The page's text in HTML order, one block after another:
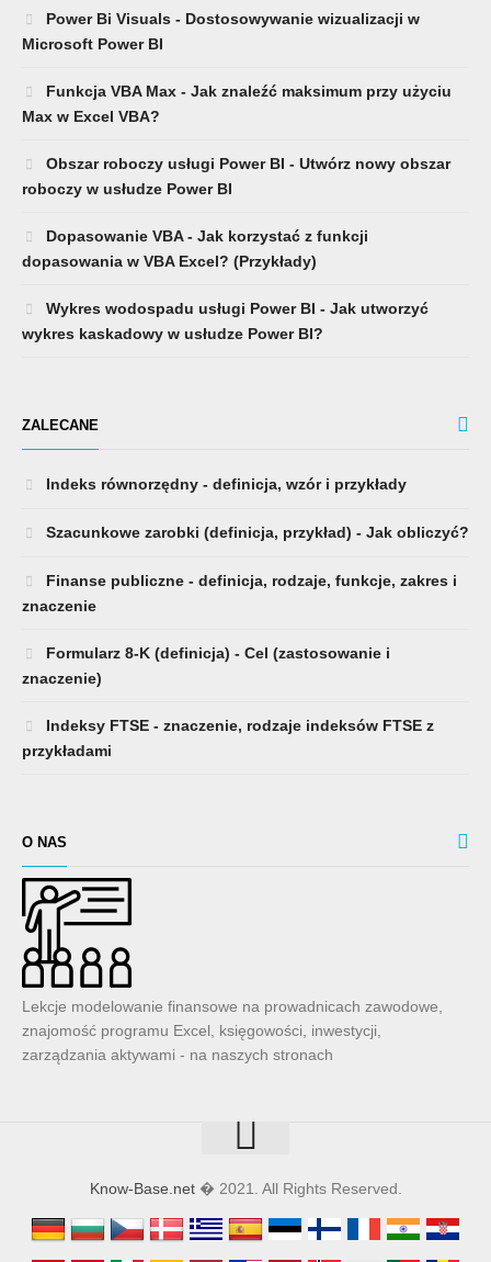
Power Bi Visuals - Dostosowywanie wizualizacji w
Microsoft Power BI
Funkcja VBA Max - Jak znaleźć maksimum przy użyciu
Max w Excel VBA?
Obszar roboczy usługi Power BI - Utwórz nowy obszar
roboczy w usłudze Power BI
Dopasowanie VBA - Jak korzystać z funkcji
dopasowania w VBA Excel? (Przykłady)
Wykres wodospadu usługi Power BI - Jak utworzyć
wykres kaskadowy w usłudze Power BI?
ZALECANE
Indeks równorzędny - definicja, wzór i przykłady
Szacunkowe zarobki (definicja, przykład) - Jak obliczyć?
Finanse publiczne - definicja, rodzaje, funkcje, zakres i
znaczenie
Formularz 8-K (definicja) - Cel (zastosowanie i
znaczenie)
Indeksy FTSE - znaczenie, rodzaje indeksów FTSE z
przykładami
O NAS
Lekcje modelowanie finansowe na prowadnicach zawodowe,
znajomość programu Excel, księgowości, inwestycji,
zarządzania aktywami - na naszych stronach
Know-Base.net� 2021. All Rights Reserved.